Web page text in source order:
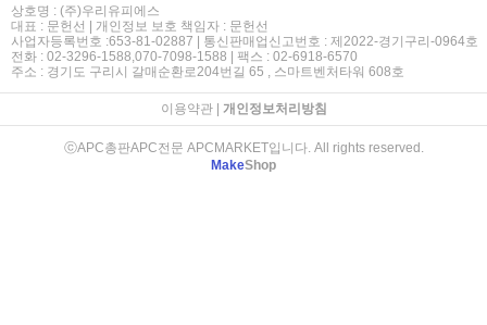
상호명 : (주)우리유피에스
대표 : 문헌선 | 개인정보 보호 책임자 : 문헌선
사업자등록번호 :653-81-02887 | 통신판매업신고번호 : 제2022-경기구리-0964호
전화 : 02-3296-1588,070-7098-1588 | 팩스 : 02-6918-6570
주소 : 경기도 구리시 갈매순환로204번길 65 , 스마트벤처타워 608호
이용약관| 개인정보처리방침
ⓒAPC총판APC전문 APCMARKET입니다. All rights reserved.
MakeShop